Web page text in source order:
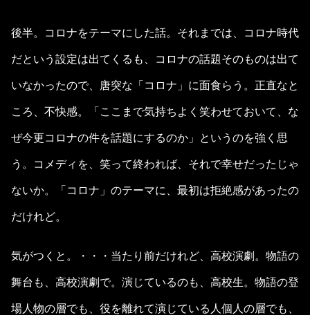
後半。コロナをテーマにした話。それまでは、コロナ時代
だという設定は出てくるも、コロナの話題そのものは出て
いなかったので、唐突な「コロナ」に面食らう。正直なと
ころ、不快感。「ここまで気持ちよく笑わせておいて、な
ぜ今更コロナの件を話題にするのか」というのを強く思
う。コメディを、笑って終われば、それで幸せだったじゃ
ないか。「コロナ」のテーマに、最初は拒絶感があったの
だけれど。
気がつくと。・・・当たり前だけれど、高校演劇。物語の
舞台も、高校演劇で。演じているのも、高校生。物語の登
場人物の層でも、役を離れて演じている人個人の層でも、